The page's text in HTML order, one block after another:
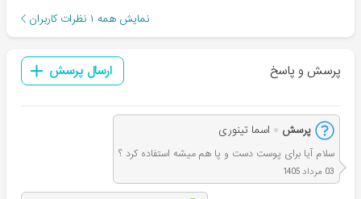
نمایش همه ۱ نظرات کاربران
پرسش و پاسخ ارسال پرسش
پرسش اسما تینوری
سلام آیا برای پوست دست و پا هم میشه استفاده کرد ؟
03 مرداد 1405